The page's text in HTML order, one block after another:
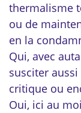
thermalisme
ou de
en la
Qui, avec
susciter
critique ou
Oui, ici au